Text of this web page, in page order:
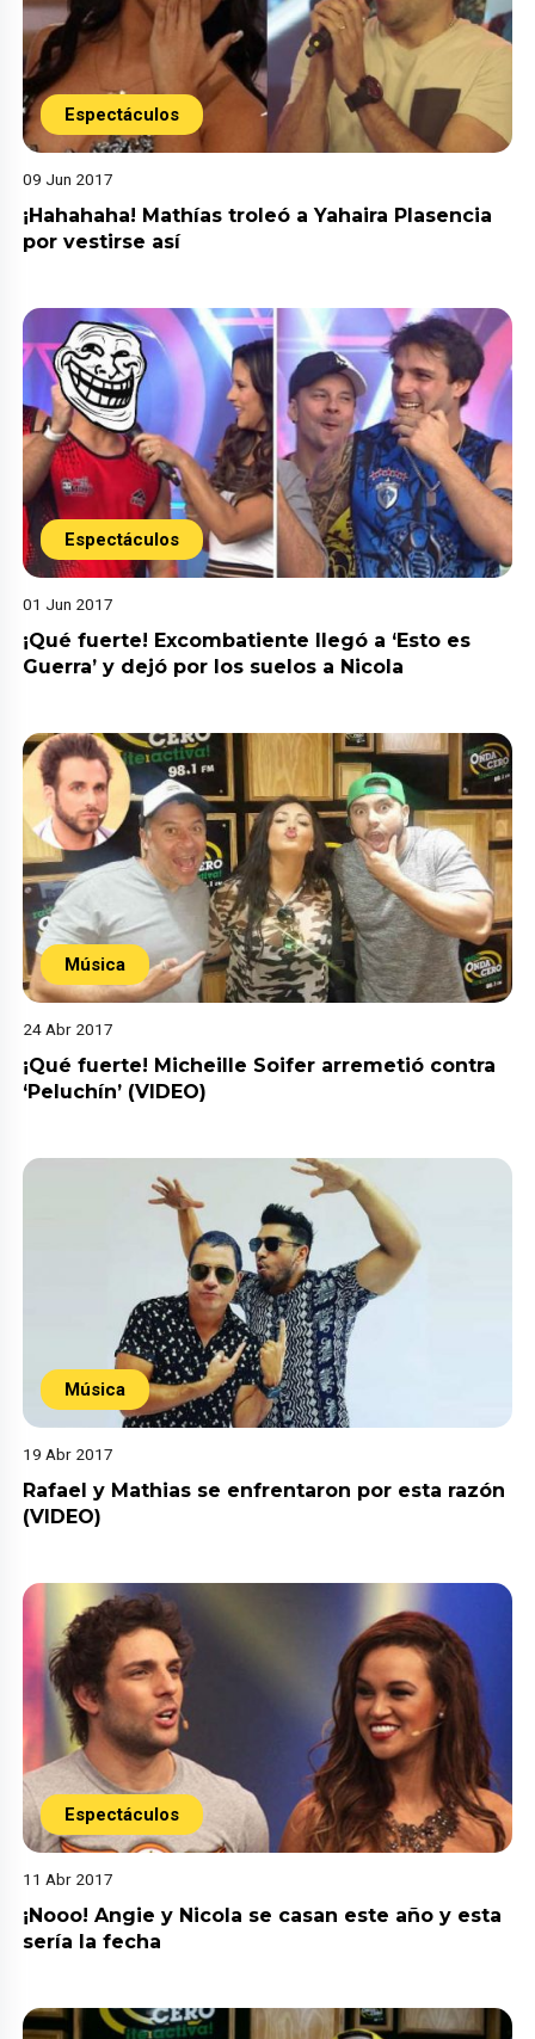
Espectáculos
09 Jun 2017
¡Hahahaha! Mathías troleó a Yahaira Plasencia
por vestirse así
Espectáculos
01 Jun 2017
¡Qué fuerte! Excombatiente llegó a ‘Esto es
Guerra’ y dejó por los suelos a Nicola
Música
24 Abr 2017
¡Qué fuerte! Micheille Soifer arremetió contra
‘Peluchín’ (VIDEO)
Música
19 Abr 2017
Rafael y Mathias se enfrentaron por esta razón
(VIDEO)
Espectáculos
11 Abr 2017
¡Nooo! Angie y Nicola se casan este año y esta
sería la fecha